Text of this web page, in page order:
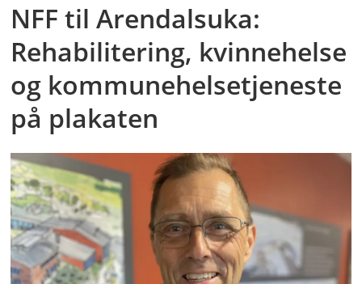
NFF til Arendalsuka:
Rehabilitering, kvinnehelse
og kommunehelsetjeneste
på plakaten